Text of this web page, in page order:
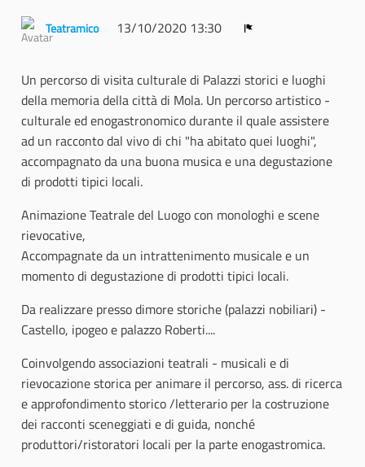
Teatramico 13/10/2020 13:30
Un percorso di visita culturale di Palazzi storici e luoghi
della memoria della città di Mola. Un percorso artistico -
culturale ed enogastronomico durante il quale assistere
ad un racconto dal vivo di chi "ha abitato quei luoghi",
accompagnato da una buona musica e una degustazione
di prodotti tipici locali.
Animazione Teatrale del Luogo con monologhi e scene
rievocative,
Accompagnate da un intrattenimento musicale e un
momento di degustazione di prodotti tipici locali.
Da realizzare presso dimore storiche (palazzi nobiliari) -
Castello, ipogeo e palazzo Roberti....
Coinvolgendo associazioni teatrali - musicali e di
rievocazione storica per animare il percorso, ass. di ricerca
e approfondimento storico /letterario per la costruzione
dei racconti sceneggiati e di guida, nonché
produttori/ristoratori locali per la parte enogastromica.